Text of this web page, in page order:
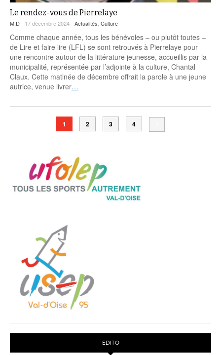
Le rendez-vous de Pierrelaye
M.D- 17 décembre 2024 - Actualités Culture
Comme chaque année, tous les bénévoles – ou plutôt toutes –
de Lire et faire lire (LFL) se sont retrouvés à Pierrelaye pour
une rencontre autour de la littérature jeunesse, accueillis par la
municipalité, représentée par l’adjointe à la culture, Chantal
Claux. Cette matinée de décembre offrait la parole à une jeune
autrice, venue livrer…
1 2 3 4
EDITO